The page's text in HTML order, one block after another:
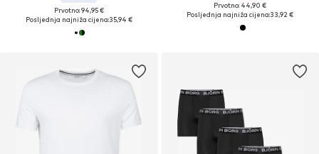
Prvotno: 94,95 €
Posljednja najniža cijena:35,94 €
Prvotno: 44,90 €
Posljednja najniža cijena:33,92 €